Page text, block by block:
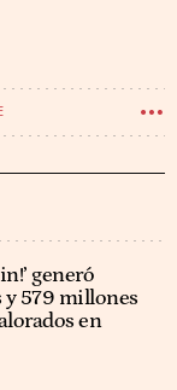
generó
579 millones
en